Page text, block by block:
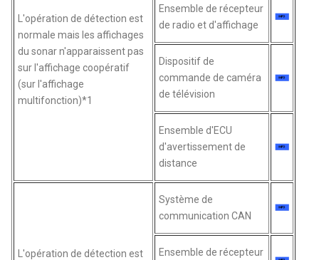
L'opération de détection est
normale mais les affichages
du sonar n'apparaissent pas
sur l'affichage coopératif
(sur l'affichage
multifonction)*1
Ensemble de récepteur
de radio et d'affichage
Dispositif de
commande de caméra
de télévision
Ensemble d'ECU
d'avertissement de
distance
L'opération de détection est
Système de
communication CAN
Ensemble de récepteur